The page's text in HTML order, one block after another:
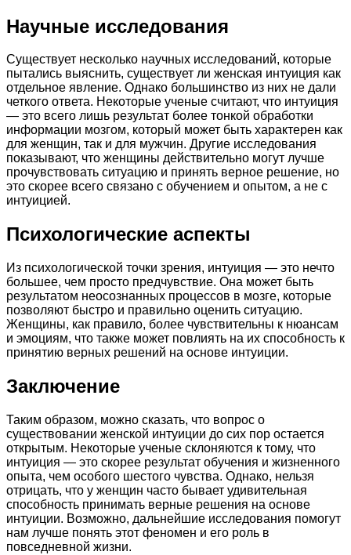
Научные исследования
Существует несколько научных исследований, которые
пытались выяснить, существует ли женская интуиция как
отдельное явление. Однако большинство из них не дали
четкого ответа. Некоторые ученые считают, что интуиция
— это всего лишь результат более тонкой обработки
информации мозгом, который может быть характерен как
для женщин, так и для мужчин. Другие исследования
показывают, что женщины действительно могут лучше
прочувствовать ситуацию и принять верное решение, но
это скорее всего связано с обучением и опытом, а не с
интуицией.
Психологические аспекты
Из психологической точки зрения, интуиция — это нечто
большее, чем просто предчувствие. Она может быть
результатом неосознанных процессов в мозге, которые
позволяют быстро и правильно оценить ситуацию.
Женщины, как правило, более чувствительны к нюансам
и эмоциям, что также может повлиять на их способность к
принятию верных решений на основе интуиции.
Заключение
Таким образом, можно сказать, что вопрос о
существовании женской интуиции до сих пор остается
открытым. Некоторые ученые склоняются к тому, что
интуиция — это скорее результат обучения и жизненного
опыта, чем особого шестого чувства. Однако, нельзя
отрицать, что у женщин часто бывает удивительная
способность принимать верные решения на основе
интуиции. Возможно, дальнейшие исследования помогут
нам лучше понять этот феномен и его роль в
повседневной жизни.